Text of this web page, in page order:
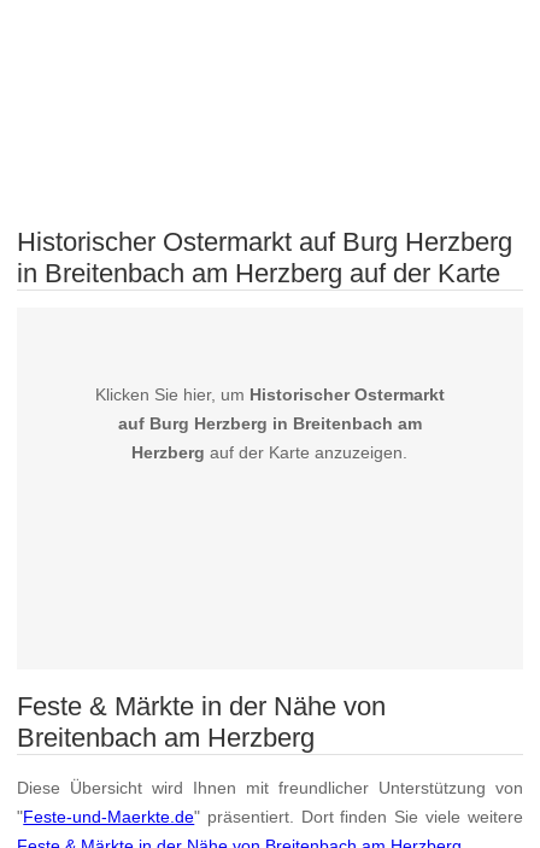
Historischer Ostermarkt auf Burg Herzberg
in Breitenbach am Herzberg auf der Karte
Klicken Sie hier, um Historischer Ostermarkt
auf Burg Herzberg in Breitenbach am
Herzberg auf der Karte anzuzeigen.
Feste & Märkte in der Nähe von
Breitenbach am Herzberg
Diese Übersicht wird Ihnen mit freundlicher Unterstützung von
"Feste-und-Maerkte.de" präsentiert. Dort finden Sie viele weitere